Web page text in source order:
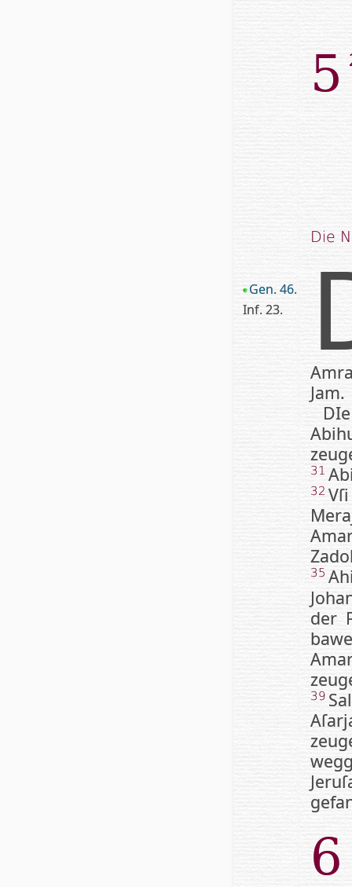
5
Die
Gen. 46.
Inf. 23.
Jam.
31
32
35
der
39
6